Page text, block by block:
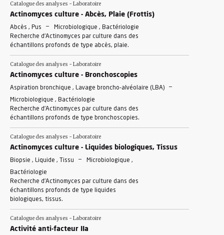
Catalogue des analyses - Laboratoire
Actinomyces culture - Abcès, Plaie (Frottis)
Abcès , Pus -
Microbiologique , Bactériologie
Recherche d'Actinomyces par culture dans des
échantillons profonds de type abcès, plaie.
Catalogue des analyses - Laboratoire
Actinomyces culture - Bronchoscopies
Aspiration bronchique , Lavage broncho-alvéolaire (LBA) -
Microbiologique , Bactériologie
Recherche d'Actinomyces par culture dans des
échantillons profonds de type bronchoscopies.
Catalogue des analyses - Laboratoire
Actinomyces culture - Liquides biologiques, Tissus
Biopsie , Liquide , Tissu -
Microbiologique ,
Bactériologie
Recherche d'Actinomyces par culture dans des
échantillons profonds de type liquides
biologiques, tissus.
Catalogue des analyses - Laboratoire
Activité anti-facteur IIa